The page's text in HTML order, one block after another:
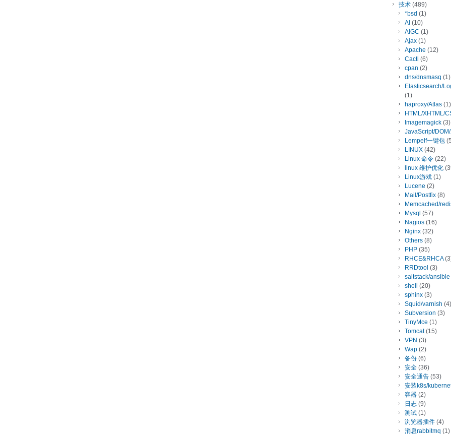
技术 (489)
*bsd (1)
AI (10)
AIGC (1)
Ajax (1)
Apache (12)
Cacti (6)
cpan (2)
dns/dnsmasq (1)
Elasticsearch/
(1)
haproxy/Atlas (1)
HTML/XHTML/
Imagemagick (3)
JavaScript/
Lempelf一键包
LINUX (42)
Linux 命令 (22)
linux 维护优化
Linux游戏 (1)
Lucene (2)
Mail/Postfix (8)
Memcached/
Mysql (57)
Nagios (16)
Nginx (32)
Others (8)
PHP (35)
RHCE&RHCA
RRDtool (3)
saltstack/ansible
shell
(20)
sphinx (3)
Squid/varnish (4)
Subversion (3)
TinyMce (1)
Tomcat(15)
VPN (3)
Wap (2)
备份 (6)
安全 (36)
安全通告 (53)
安装k8s/
容器 (2)
日志 (9)
测试 (1)
浏览器插件 (4)
消息rabbitmq (1)